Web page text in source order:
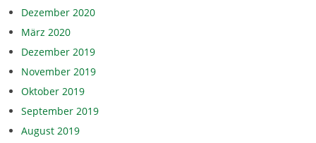
Dezember 2020
März 2020
Dezember 2019
November 2019
Oktober 2019
September 2019
August 2019